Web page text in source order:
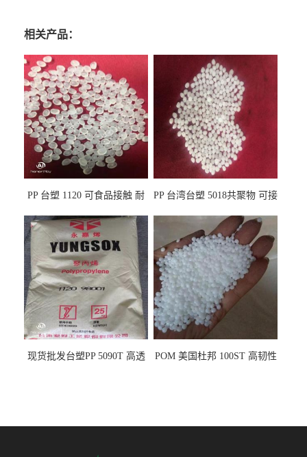
相关产品：
PP 台塑 1120 可食品接触 耐
PP 台湾台塑 5018共聚物 可接
现货批发台塑PP 5090T 高透
POM 美国杜邦 100ST 高韧性